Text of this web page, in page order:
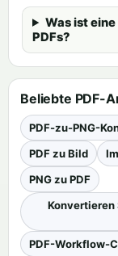
Was ist
PDFs?
Beliebte PDF-
PDF-zu-PNG-
PDF zu Bild
PNG zu PDF
Konvertieren
PDF-Workflow-